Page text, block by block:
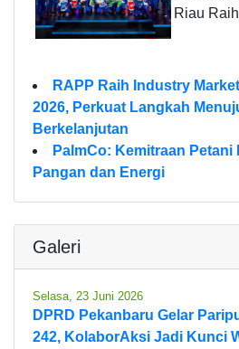
Riau
RAPP Raih Industry
2026, Perkuat Langkah
Berkelanjutan
PalmCo: Kemitraan
Pangan dan Energi
Galeri
Selasa, 23 Juni 2026
DPRD Pekanbaru Gelar
242, KolaborAksi Jadi Kunci